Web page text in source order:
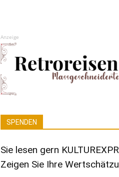
Anzeige
SPENDEN
Sie lesen gern
Zeigen Sie Ihre